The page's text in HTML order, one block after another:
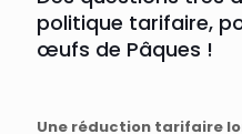
politique tarifaire,
œufs de Pâques !
Une réduction tarifaire